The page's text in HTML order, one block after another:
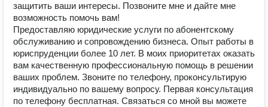
защитить ваши интересы. Позвоните мне и дайте мне
возможность помочь вам!
Предоставляю юридические услуги по абонентскому
обслуживанию и сопровождению бизнеса. Опыт работы в
юриспруденции более 10 лет. В моих приоритетах оказать
вам качественную профессиональную помощь в решении
ваших проблем. Звоните по телефону, проконсультирую
индивидуально по вашему вопросу. Первая консультация
по телефону бесплатная. Связаться со мной вы можете